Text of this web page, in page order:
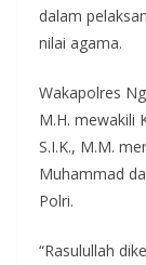
dalam
nilai agama.
Wakapolres
M.H. mewakili
S.I.K., M.M.
Muhammad
Polri.
“Rasulullah